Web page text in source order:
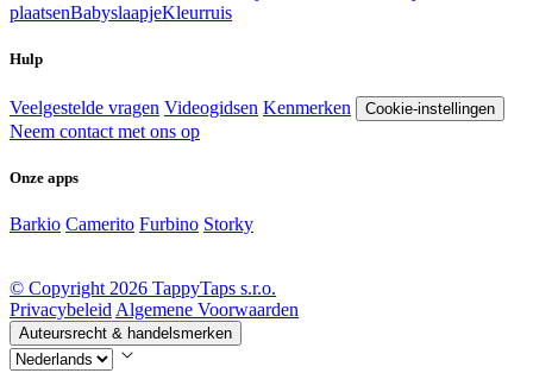
plaatsenBabyslaapjeKleurruis
Hulp
Veelgestelde vragen Videogidsen Kenmerken Cookie-instellingen
Neem contact met ons op
Onze apps
Barkio Camerito Furbino Storky
© Copyright 2026 TappyTaps s.r.o.
Privacybeleid Algemene Voorwaarden
Auteursrecht & handelsmerken